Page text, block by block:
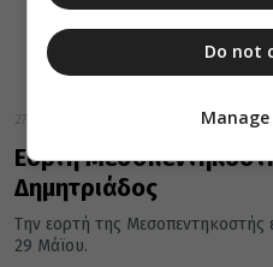
27 Μαΐου 2024
Εορτή
Δημητριάδος
Την εορτή της Μεσοπεντηκοστής
29 Μάϊου.
Do not